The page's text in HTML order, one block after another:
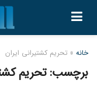
خانه » تحریم کشتیرانی ایران
برچسب:تحریم